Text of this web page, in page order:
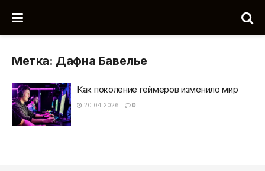
Метка: Дафна Бавелье
Как поколение геймеров изменило мир
20.04.2026 0